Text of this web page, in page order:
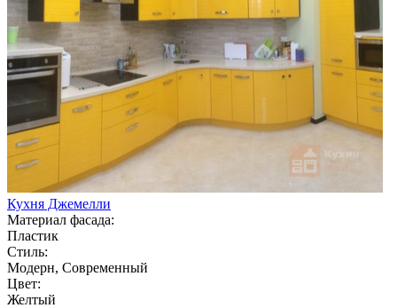
Кухня Джемелли
Материал фасада:
Пластик
Стиль:
Модерн, Современный
Цвет:
Желтый